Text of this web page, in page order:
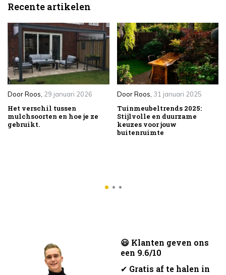
Recente artikelen
DoorRoos, 29 januari 2026
Het verschil tussen
mulchsoorten en hoe je ze
gebruikt.
DoorRoos, 31 januari 2025
Tuinmeubeltrends 2025:
Stijlvolle en duurzame
keuzes voor jouw
buitenruimte
😃 Klanten geven ons
een 9.6/10
✔ Gratis af te halen in